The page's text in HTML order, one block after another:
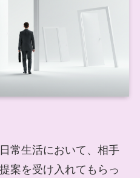
常生活において、相手
案を受け入れてもらっ